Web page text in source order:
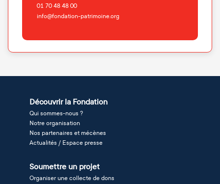
01 70 48 48 00
info@fondation-patrimoine.org
Découvrir la Fondation
Qui sommes-nous ?
Notre organisation
Nos partenaires et mécènes
Actualités / Espace presse
Soumettre un projet
Organiser une collecte de dons